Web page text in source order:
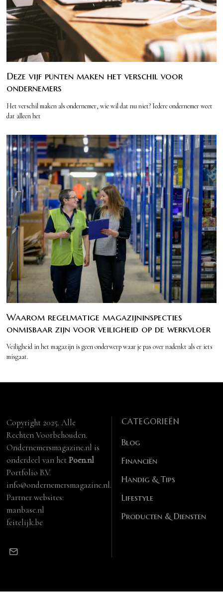
Deze vijf punten maken het verschil voor
ondernemers
Het verschil maken als ondernemer, wie wil dat nu niet? Iedere ondernemer weet
dat alleen het
Waarom regelmatige magazijninspecties
onmisbaar zijn voor veiligheid op de werkvloer
Veiligheid in het magazijn is geen onderwerp waar je pas over nadenkt als er iets
misgaat.
Copyright 2025. Alle
Rechten Voorbehouden.
Ondernemersmagazine.nl is
onderdeel van hetPoen.nl
Portfolio B.V.
info@ondernemersmagazine.nl.
Partner websites:
manbase.nl
feitelijk.be
CATEGORIEËN
Blog
Financiën
Handig & Tips
Lifestyle
Producten & Diensten